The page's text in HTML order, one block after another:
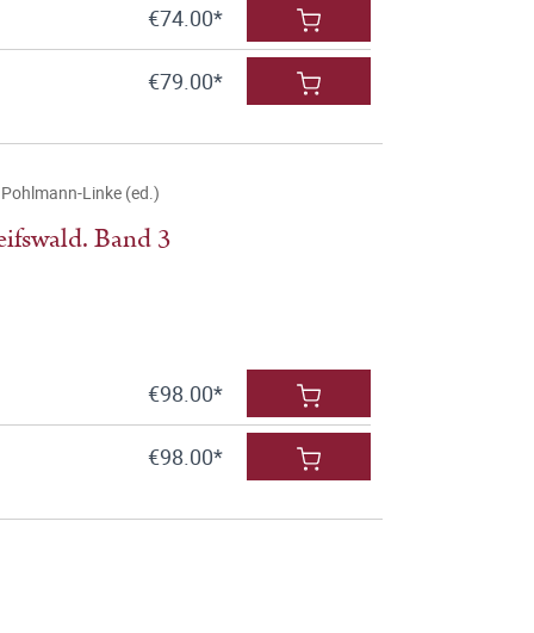
€74.00*
€79.00*
Linke (ed.)
Band 3
€98.00*
€98.00*